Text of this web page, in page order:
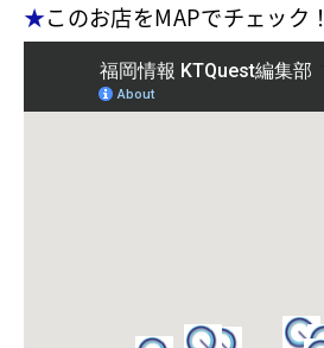
★このお店をMAPでチェック！